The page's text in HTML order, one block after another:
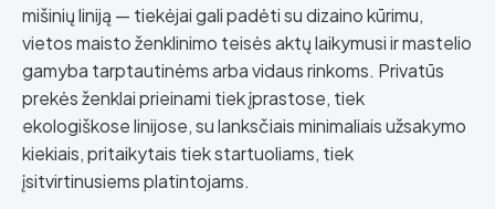
mišinių liniją — tiekėjai gali padėti su dizaino kūrimu,
vietos maisto ženklinimo teisės aktų laikymusi ir mastelio
gamyba tarptautinėms arba vidaus rinkoms. Privatūs
prekės ženklai prieinami tiek įprastose, tiek
ekologiškose linijose, su lanksčiais minimaliais užsakymo
kiekiais, pritaikytais tiek startuoliams, tiek
įsitvirtinusiems platintojams.